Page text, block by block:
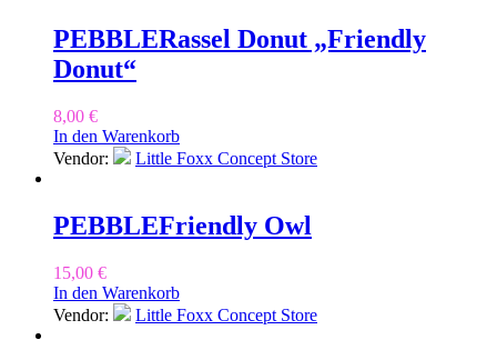
PEBBLERassel Donut „Friendly
Donut“
8,00 €
In den Warenkorb
Vendor:
Little Foxx Concept Store
PEBBLEFriendly Owl
15,00 €
In den Warenkorb
Vendor:
Little Foxx Concept Store